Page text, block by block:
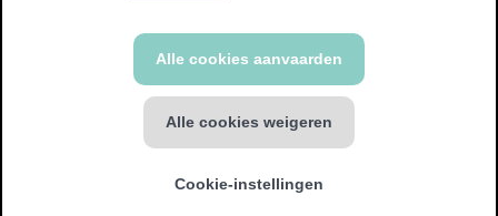
Algemene voorwaarden
Cookie policy
Toegankelijkheidsverklaring
Privacyverklaring Camerabewaking
Eerst Jims eens gratis
Vraag jouw gratis probeerpas hier
Alle cookies aanvaarden
Alle cookies weigeren
Cookie-instellingen